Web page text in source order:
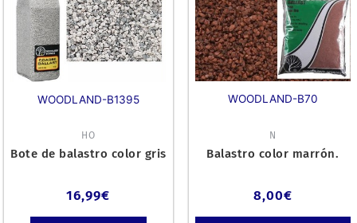
WOODLAND-B1395
HO
Bote de balastro color gris
16,99€
WOODLAND-B70
N
Balastro color marrón.
8,00€